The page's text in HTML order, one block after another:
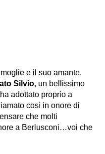
e il suo amante.
Silvio, un bellissimo
adottato proprio a
così in onore di
che molti
a Berlusconi…voi che